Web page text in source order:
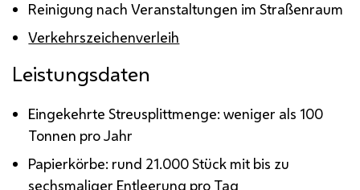
Reinigung nach Veranstaltungen im Straßenraum
Verkehrszeichenverleih
Leistungsdaten
Eingekehrte Streusplittmenge: weniger als 100
Tonnen pro Jahr
Papierkörbe: rund 21.000 Stück mit bis zu
sechsmaliger Entleerung pro Tag